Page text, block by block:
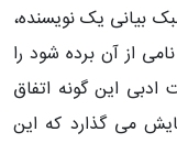
بیانی یک نویسنده،
از آن برده شود را
این گونه اتفاق
می گذارد که این